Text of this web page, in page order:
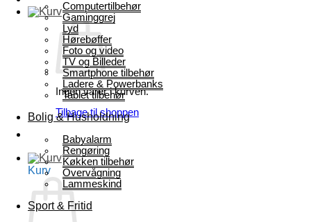
Ingen varer i kurven.
Tilbage til shoppen
Kurv
Computertilbehør
Gaminggrej
Lyd
Hørebøffer
Foto og video
TV og Billeder
Smartphone tilbehør
Ladere & Powerbanks
Tablet tilbehør
Bolig & Husholdning
Babyalarm
Rengøring
Køkken tilbehør
Overvågning
Lammeskind
Sport & Fritid